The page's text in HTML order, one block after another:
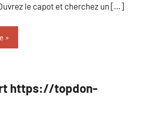
le capot et cherchez un […]
https://topdon-